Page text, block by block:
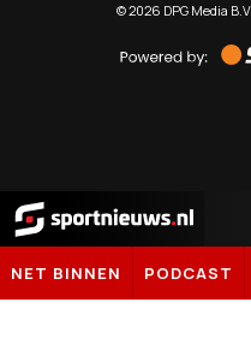
©2026 DPG Media
Sportnieuws.nl
NET BINNEN PODCAST